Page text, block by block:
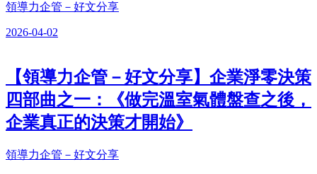
領導力企管－好文分享
2026-04-02
【領導力企管－好文分享】企業淨零決策
四部曲之一：《做完溫室氣體盤查之後，
企業真正的決策才開始》
領導力企管－好文分享